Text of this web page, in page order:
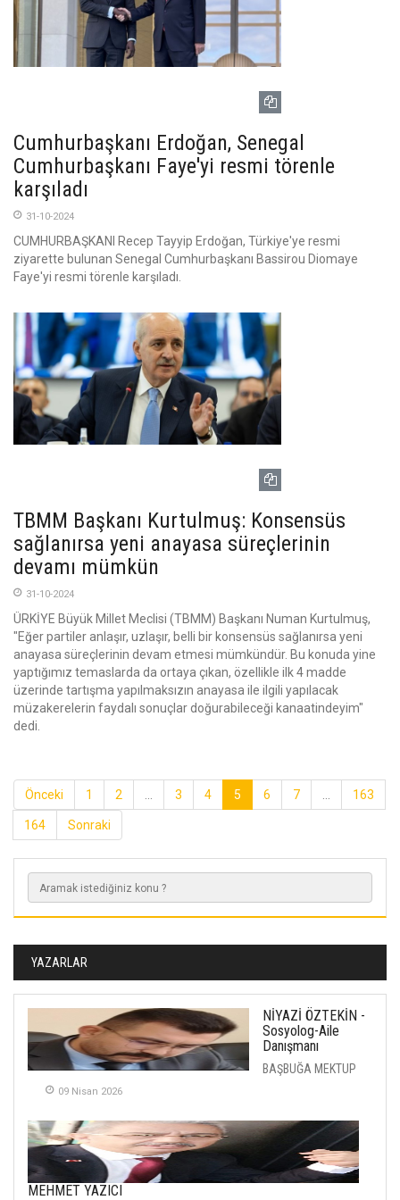
Cumhurbaşkanı Erdoğan, Senegal
Cumhurbaşkanı Faye'yi resmi törenle
karşıladı
31-10-2024
CUMHURBAŞKANI Recep Tayyip Erdoğan, Türkiye'ye resmi
ziyarette bulunan Senegal Cumhurbaşkanı Bassirou Diomaye
Faye'yi resmi törenle karşıladı.
TBMM Başkanı Kurtulmuş: Konsensüs
sağlanırsa yeni anayasa süreçlerinin
devamı mümkün
31-10-2024
ÜRKİYE Büyük Millet Meclisi (TBMM) Başkanı Numan Kurtulmuş,
"Eğer partiler anlaşır, uzlaşır, belli bir konsensüs sağlanırsa yeni
anayasa süreçlerinin devam etmesi mümkündür. Bu konuda yine
yaptığımız temaslarda da ortaya çıkan, özellikle ilk 4 madde
üzerinde tartışma yapılmaksızın anayasa ile ilgili yapılacak
müzakerelerin faydalı sonuçlar doğurabileceği kanaatindeyim"
dedi.
Önceki 1 2 ... 3 4 5 6 7 ... 163
164 Sonraki
YAZARLAR
NİYAZİ ÖZTEKİN -
Sosyolog-Aile
Danışmanı
BAŞBUĞA MEKTUP
09 Nisan 2026
MEHMET YAZICI